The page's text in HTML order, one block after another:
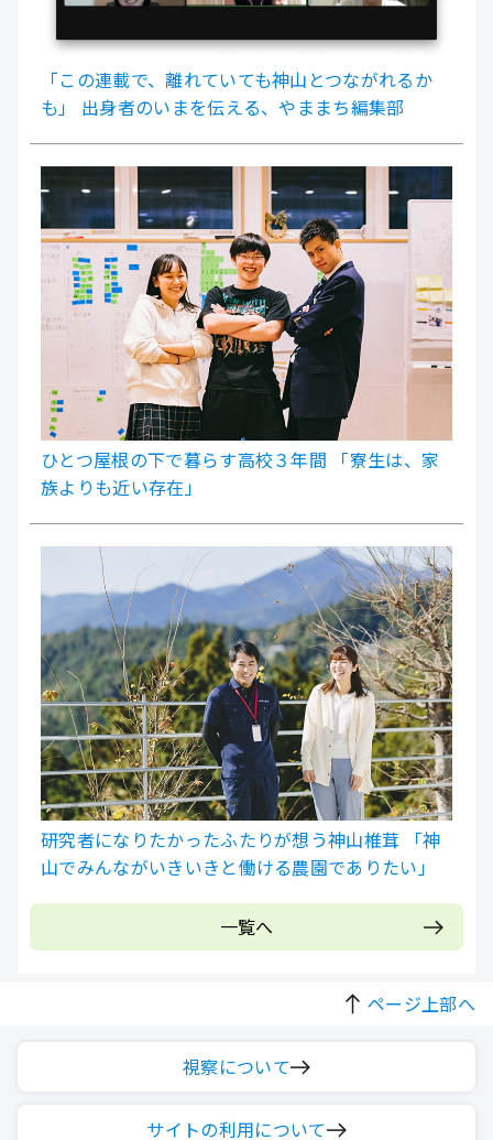
「この連載で、離れていても神山とつながれるか
も」 出身者のいまを伝える、やままち編集部
ひとつ屋根の下で暮らす高校３年間 「寮生は、家
族よりも近い存在」
研究者になりたかったふたりが想う神山椎茸 「神
山でみんながいきいきと働ける農園でありたい」
一覧へ
ページ上部へ
視察について
サイトの利用について